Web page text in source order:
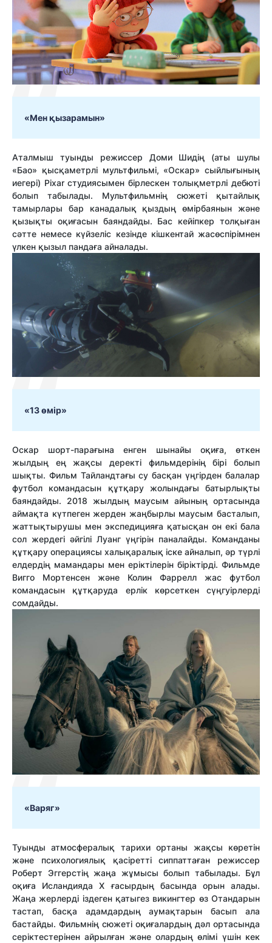
«Мен қызарамын»
Аталмыш туынды режиссер Доми Шидің (аты шулы
«Бао» қысқаметрлі мультфильмі, «Оскар» сыйлығының
иегері) Pixar студиясымен бірлескен толықметрлі дебюті
болып табылады. Мультфильмнің сюжеті қытайлық
тамырлары бар канадалық қыздың өмірбаянын және
қызықты оқиғасын баяндайды. Бас кейіпкер толқыған
сәтте немесе күйзеліс кезінде кішкентай жасөспірімнен
үлкен қызыл пандаға айналады.
«13 өмір»
Оскар шорт-парағына енген шынайы оқиға, өткен
жылдың ең жақсы деректі фильмдерінің бірі болып
шықты. Фильм Тайландтағы су басқан үңгірден балалар
футбол командасын құтқару жолындағы батырлықты
баяндайды. 2018 жылдың маусым айының ортасында
аймақта күтпеген жерден жаңбырлы маусым басталып,
жаттықтырушы мен экспедицияға қатысқан он екі бала
сол жердегі әйгілі Луанг үңгірін паналайды. Команданы
құтқару операциясы халықаралық іске айналып, әр түрлі
елдердің мамандары мен еріктілерін біріктірді. Фильмде
Вигго Мортенсен және Колин Фаррелл жас футбол
командасын құтқаруда ерлік көрсеткен сүңгуірлерді
сомдайды.
«Варяг»
Туынды атмосфералық тарихи ортаны жақсы көретін
және психологиялық қасіретті сиппаттаған режиссер
Роберт Эггерстің жаңа жұмысы болып табылады. Бұл
оқиға Исландияда X ғасырдың басында орын алады.
Жаңа жерлерді іздеген қатыгез викингтер өз Отандарын
тастап, басқа адамдардың аумақтарын басып ала
бастайды. Фильмнің сюжеті оқиғалардың дәл ортасында
серіктестерінен айрылған және олардың өлімі үшін кек